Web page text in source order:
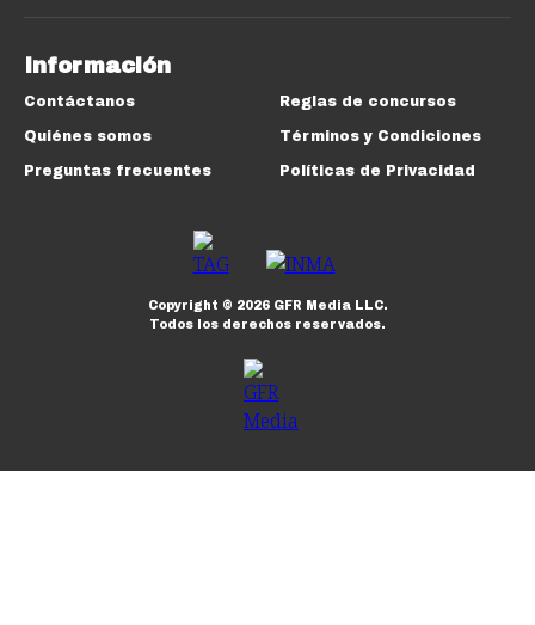
Información
Contáctanos
Quiénes somos
Preguntas frecuentes
Reglas de concursos
Términos y Condiciones
Políticas de Privacidad
Copyright © 2026GFR Media LLC.
Todos los derechos reservados.